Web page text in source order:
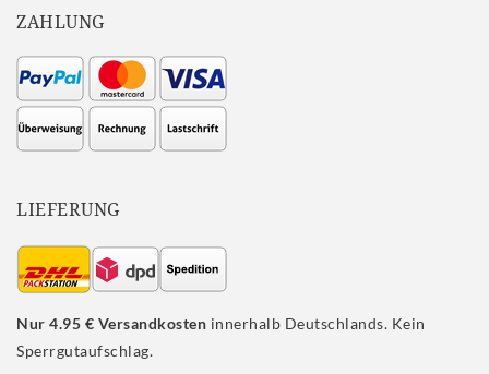
ZAHLUNG
LIEFERUNG
Nur 4.95 € Versandkosten innerhalb Deutschlands. Kein
Sperrgutaufschlag.